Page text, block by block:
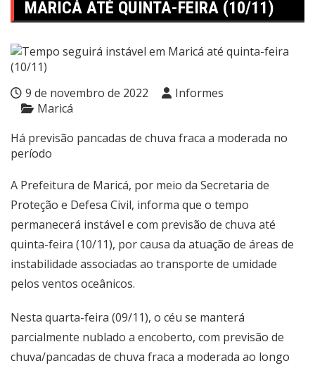
MARICÁ ATÉ QUINTA-FEIRA (10/11)
9 de novembro de 2022
Informes
Maricá
Há previsão pancadas de chuva fraca a moderada no
período
A Prefeitura de Maricá, por meio da Secretaria de
Proteção e Defesa Civil, informa que o tempo
permanecerá instável e com previsão de chuva até
quinta-feira (10/11), por causa da atuação de áreas de
instabilidade associadas ao transporte de umidade
pelos ventos oceânicos.
Nesta quarta-feira (09/11), o céu se manterá
parcialmente nublado a encoberto, com previsão de
chuva/pancadas de chuva fraca a moderada ao longo